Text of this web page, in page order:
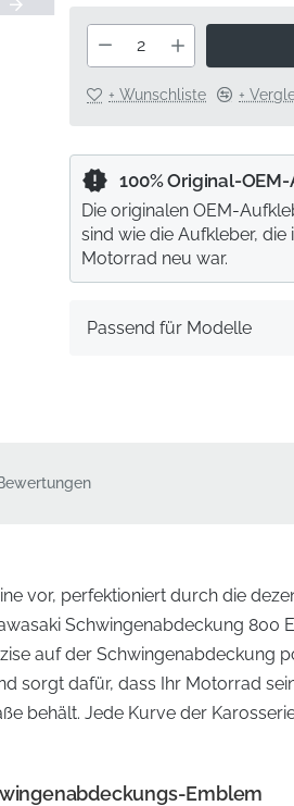
+ Wunschliste +
Passend für Modelle
100% Original-
Die originalen OEM-
sind wie die Aufkleber,
Motorrad neu war.
vor, perfektioniert durch die
Schwingenabdeckung 800
auf der Schwingenabdeckung
sorgt dafür, dass Ihr Motorrad
behält. Jede Kurve der
Emblem